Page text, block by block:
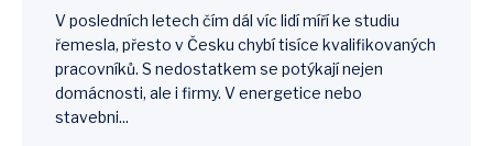
V posledních letech čím dál víc lidí míří ke studiu
řemesla, přesto v Česku chybí tisíce kvalifikovaných
pracovníků. S nedostatkem se potýkají nejen
domácnosti, ale i firmy. V energetice nebo
stavebni...